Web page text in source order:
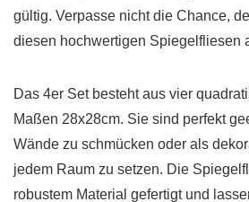
gültig. Verpasse nicht die Chance,
diesen hochwertigen Spiegelfliesen
Das 4er Set besteht aus vier
Maßen 28x28cm. Sie sind perfekt
Wände zu schmücken oder als
jedem Raum zu setzen. Die
robustem Material gefertigt und